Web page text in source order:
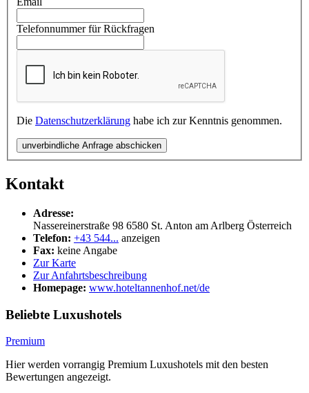
Telefonnummer für Rückfragen
Die Datenschutzerklärung habe ich zur Kenntnis genommen.
unverbindliche Anfrage abschicken
Kontakt
Adresse:
Nassereinerstraße 98 6580 St. Anton am Arlberg Österreich
Telefon: +43 544... anzeigen
Fax: keine Angabe
Zur Karte
Zur Anfahrtsbeschreibung
Homepage: www.hoteltannenhof.net/de
Beliebte Luxushotels
Premium
Hier werden vorrangig Premium Luxushotels mit den besten
Bewertungen angezeigt.